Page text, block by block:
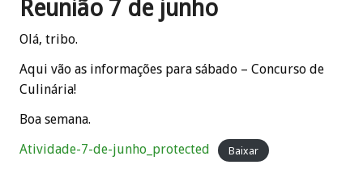
Reunião 7 de junho
Olá, tribo.
Aqui vão as informações para sábado – Concurso de
Culinária!
Boa semana.
Atividade-7-de-junho_protected
Baixar